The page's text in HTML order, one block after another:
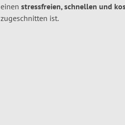
einen stressfreien, schnellen und
zugeschnitten ist.